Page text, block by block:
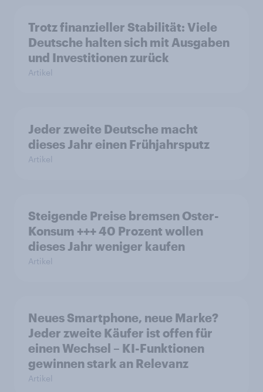
Trotz finanzieller Stabilität: Viele
Deutsche halten sich mit Ausgaben
und Investitionen zurück
Artikel
Jeder zweite Deutsche macht
dieses Jahr einen Frühjahrsputz
Artikel
Steigende Preise bremsen Oster-
Konsum +++ 40 Prozent wollen
dieses Jahr weniger kaufen
Artikel
Neues Smartphone, neue Marke?
Jeder zweite Käufer ist offen für
einen Wechsel – KI-Funktionen
gewinnen stark an Relevanz
Artikel